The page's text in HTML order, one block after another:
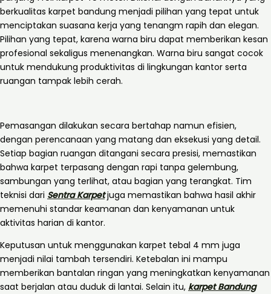
berkualitas karpet bandung menjadi pilihan yang tepat untuk
menciptakan suasana kerja yang tenangm rapih dan elegan.
Pilihan yang tepat, karena warna biru dapat memberikan kesan
profesional sekaligus menenangkan. Warna biru sangat cocok
untuk mendukung produktivitas di lingkungan kantor serta
ruangan tampak lebih cerah.
Pemasangan dilakukan secara bertahap namun efisien,
dengan perencanaan yang matang dan eksekusi yang detail.
Setiap bagian ruangan ditangani secara presisi, memastikan
bahwa karpet terpasang dengan rapi tanpa gelembung,
sambungan yang terlihat, atau bagian yang terangkat. Tim
teknisi dari Sentra Karpetjuga memastikan bahwa hasil akhir
memenuhi standar keamanan dan kenyamanan untuk
aktivitas harian di kantor.
Keputusan untuk menggunakan karpet tebal 4 mm juga
menjadi nilai tambah tersendiri. Ketebalan ini mampu
memberikan bantalan ringan yang meningkatkan kenyamanan
saat berjalan atau duduk di lantai. Selain itu, karpet Bandung